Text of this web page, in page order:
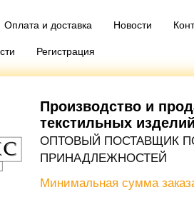
Оплата и доставка Новости
Регистрация
Производство и
текстильных изделий
ОПТОВЫЙ ПОСТАВЩИК
ПРИНАДЛЕЖНОСТЕЙ
Минимальная сумма